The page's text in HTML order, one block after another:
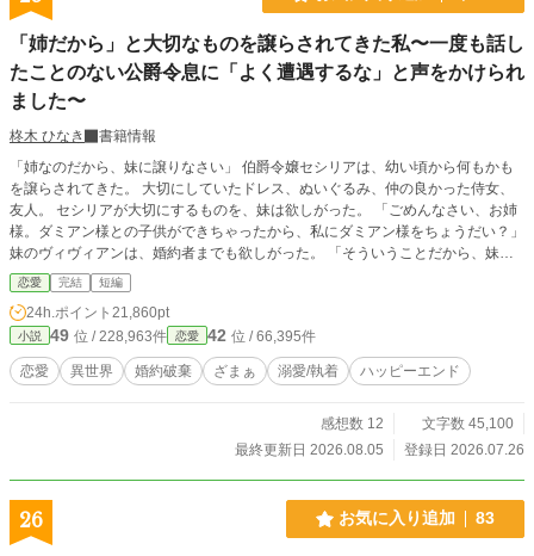
「姉だから」と大切なものを譲らされてきた私〜一度も話し
たことのない公爵令息に「よく遭遇するな」と声をかけられ
ました〜
柊木 ひなき
書籍情報
「姉なのだから、妹に譲りなさい」 伯爵令嬢セシリアは、幼い頃から何もかも
を譲らされてきた。 大切にしていたドレス、ぬいぐるみ、仲の良かった侍女、
友人。 セシリアが大切にするものを、妹は欲しがった。 「ごめんなさい、お姉
様。ダミアン様との子供ができちゃったから、私にダミアン様をちょうだい？」
妹のヴィヴィアンは、婚約者までも欲しがった。 「そういうことだから、妹に
譲りなさい」 母親は、いつもと変わらない口調で言った。 一ヶ月後の結婚式
は、ヴィヴィアンの結婚式にすり替えられた。 式の準備で忙しくなるからと追
い出され、セシリアは途方に暮れる。 「君には、よく遭遇するな」 声をかけた
のは、公爵令息のアレクシスだった。 アレクシスは、社交界でも最も注目を集
める人。セシリアには当然、話をした記憶もない。 それなのにアレクシスは、
セシリアのことをやけに気にする素振りを見せて……。
恋愛 完結 短編
24h.ポイント 21,860pt
小説 49 位 / 228,963件 恋愛 42 位 / 66,395件
恋愛 異世界 婚約破棄 ざまぁ 溺愛/執着 ハッピーエンド
感想数 12
文字数 45,100
最終更新日 2026.08.05
登録日 2026.07.26
26 お気に入り追加 83